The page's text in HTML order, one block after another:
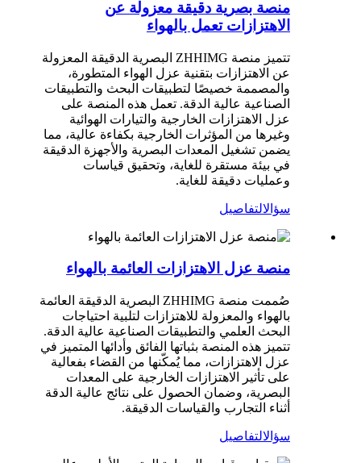
منصة بصرية دقيقة معزولة عن
الاهتزازات تعمل بالهواء
تتميز منصة ZHHIMG البصرية الدقيقة المعزولة
عن الاهتزازات بتقنية عزل الهواء المتطورة،
والمصممة خصيصًا لتطبيقات البحث والتطبيقات
الصناعية عالية الدقة. تعمل هذه المنصة على
عزل الاهتزازات الخارجية والتيارات الهوائية
وغيرها من المؤثرات الخارجية بكفاءة عالية، مما
يضمن تشغيل المعدات البصرية والأجهزة الدقيقة
في بيئة مستقرة للغاية، وتحقيق قياسات
وعمليات دقيقة للغاية.
سؤالالتفاصيل
منصة عزل الاهتزازات العائمة بالهواء
صُممت منصة ZHHIMG البصرية الدقيقة العائمة
بالهواء والمعزولة للاهتزازات لتلبية احتياجات
البحث العلمي والتطبيقات الصناعية عالية الدقة.
تتميز هذه المنصة بثباتها الفائق وأدائها المتميز في
عزل الاهتزازات، مما يُمكّنها من القضاء بفعالية
على تأثير الاهتزازات الخارجية على المعدات
البصرية، وضمان الحصول على نتائج عالية الدقة
أثناء التجارب والقياسات الدقيقة.
سؤالالتفاصيل